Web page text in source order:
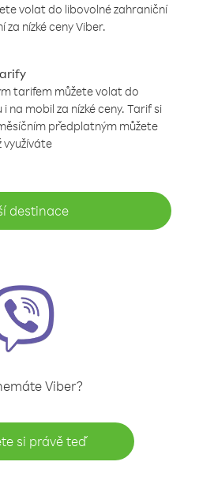
volat do libovolné zahraniční
nízké ceny Viber.
tarifem můžete volat do
na mobil za nízké ceny. Tarif si
předplatným můžete
využíváte
destinace
Viber?
si právě teď